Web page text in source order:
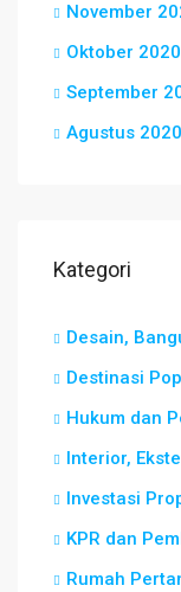
November
Oktober 2020
September
Agustus 2020
Kategori
Desain,
Destinasi
Hukum dan
Interior,
Investasi
KPR dan
Rumah